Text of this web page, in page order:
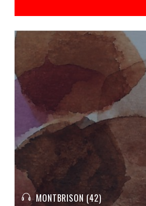
MONTBRISON (42)